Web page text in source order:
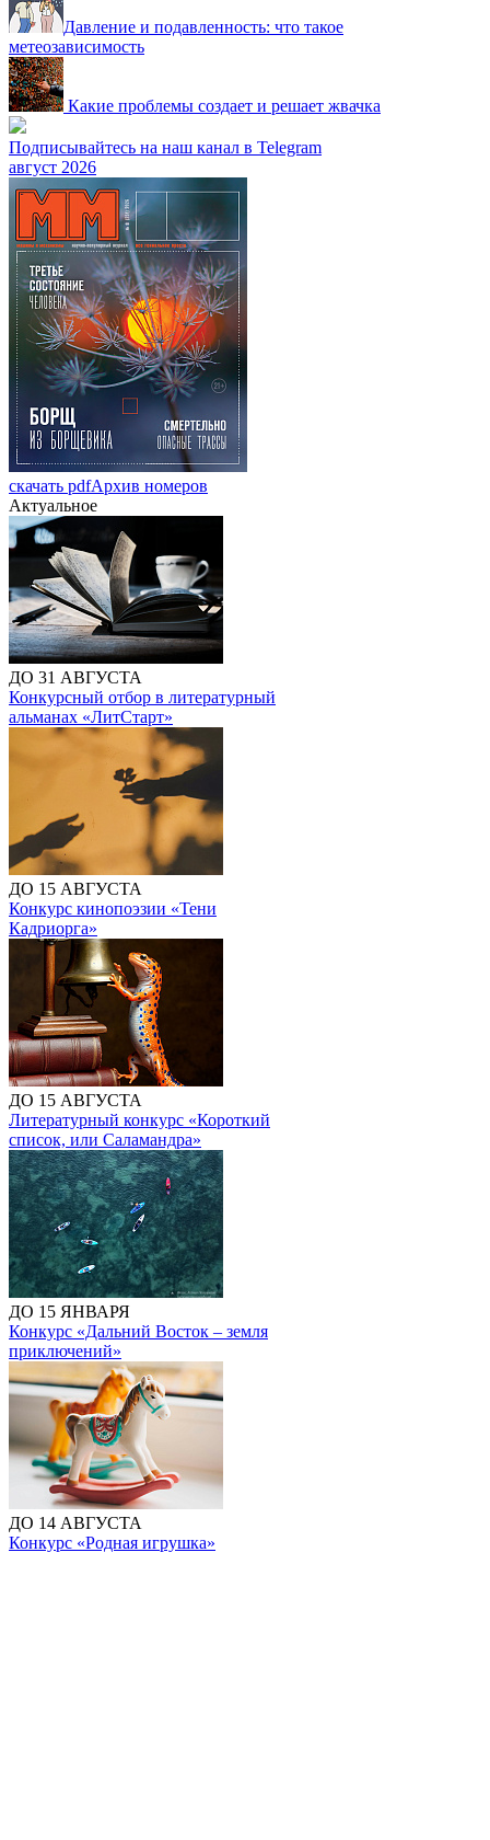
Давление и подавленность: что такое
метеозависимость
Какие проблемы создает и решает жвачка
Подписывайтесь на наш канал в Telegram
август 2026
скачать pdfАрхив номеров
Актуальное
ДО 31 АВГУСТА
Конкурсный отбор в литературный
альманах «ЛитСтарт»
ДО 15 АВГУСТА
Конкурс кинопоэзии «Тени
Кадриорга»
ДО 15 АВГУСТА
Литературный конкурс «Короткий
список, или Саламандра»
ДО 15 ЯНВАРЯ
Конкурс «Дальний Восток – земля
приключений»
ДО 14 АВГУСТА
Конкурс «Родная игрушка»